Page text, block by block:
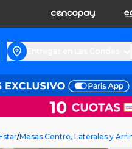
/Mesas Centro, Laterales y